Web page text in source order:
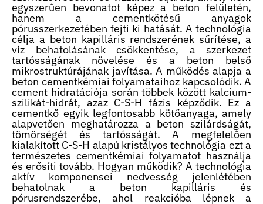
egyszerűen bevonatot képez a beton felületén,
hanem a cementkötésű anyagok
pórusszerkezetében fejti ki hatását. A technológia
célja a beton kapilláris rendszerének sűrítése, a
víz behatolásának csökkentése, a szerkezet
tartósságának növelése és a beton belső
mikrostruktúrájának javítása. A működés alapja a
beton cementkémiai folyamataihoz kapcsolódik. A
cement hidratációja során többek között kalcium-
szilikát-hidrát, azaz C-S-H fázis képződik. Ez a
cementkő egyik legfontosabb kötőanyaga, amely
alapvetően meghatározza a beton szilárdságát,
tömörségét és tartósságát. A megfelelően
kialakított C-S-H alapú kristályos technológia ezt a
természetes cementkémiai folyamatot használja
és erősíti tovább. Hogyan működik? A technológia
aktív komponensei nedvesség jelenlétében
behatolnak a beton kapilláris és
pórusrendszerébe, ahol reakcióba lépnek a